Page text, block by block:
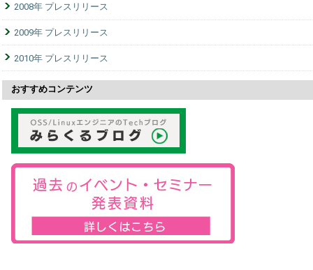
2008年 プレスリリース
2009年 プレスリリース
2010年 プレスリリース
おすすめコンテンツ